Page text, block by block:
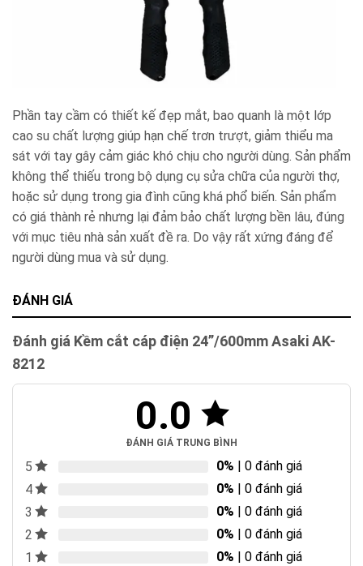
Phần tay cầm có thiết kế đẹp mắt, bao quanh là một lớp
cao su chất lượng giúp hạn chế trơn trượt, giảm thiểu ma
sát với tay gây cảm giác khó chịu cho người dùng. Sản phẩm
không thể thiếu trong bộ dụng cụ sửa chữa của người thợ,
hoặc sử dụng trong gia đình cũng khá phổ biến. Sản phẩm
có giá thành rẻ nhưng lại đảm bảo chất lượng bền lâu, đúng
với mục tiêu nhà sản xuất đề ra. Do vậy rất xứng đáng để
người dùng mua và sử dụng.
ĐÁNH GIÁ
Đánh giá Kềm cắt cáp điện 24”/600mm Asaki AK-
8212
0.0
ĐÁNH GIÁ TRUNG BÌNH
5 0% | 0 đánh giá
4
0% | 0 đánh giá
3
0% | 0 đánh giá
2
0% | 0 đánh giá
1
0% | 0 đánh giá